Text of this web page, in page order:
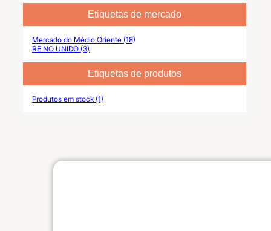
Etiquetas de mercado
Mercado do Médio Oriente (18)
REINO UNIDO (3)
Etiquetas de produtos
Produtos em stock (1)